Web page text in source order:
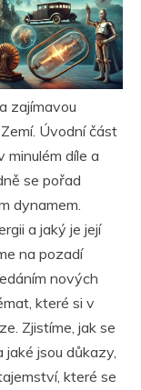
zajímavou
Úvodní část
minulém díle a
se pořad
dynamem.
a jaký je její
na pozadí
nových
které si v
Zjistíme, jak se
jsou důkazy,
které se